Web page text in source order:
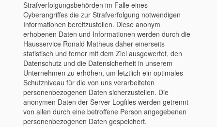
Strafverfolgungsbehörden im Falle eines
Cyberangriffes die zur Strafverfolgung notwendigen
Informationen bereitzustellen. Diese anonym
erhobenen Daten und Informationen werden durch die
Hausservice Ronald Matheus daher einerseits
statistisch und ferner mit dem Ziel ausgewertet, den
Datenschutz und die Datensicherheit in unserem
Unternehmen zu erhöhen, um letztlich ein optimales
Schutzniveau für die von uns verarbeiteten
personenbezogenen Daten sicherzustellen. Die
anonymen Daten der Server-Logfiles werden getrennt
von allen durch eine betroffene Person angegebenen
personenbezogenen Daten gespeichert.